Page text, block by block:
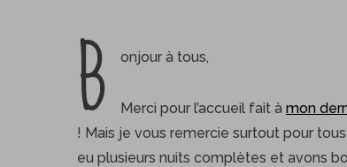
B onjour à tous,
Merci pour l’accueil fait à mon
! Mais je vous remercie surtout pour
eu plusieurs nuits complètes et avons